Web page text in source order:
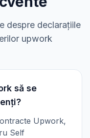
despre declarațiile
upwork
să se
Upwork,
Self